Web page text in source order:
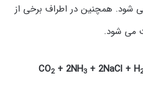
شود. همچنین در اطراف برخی از
می شود.
CO2+ 2NH3+ 2NaCl + H2